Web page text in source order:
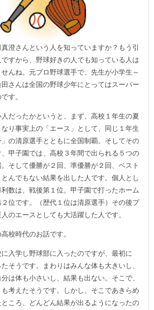
澄さんという人を知っていますか？もう引
すから、野球好きの人でも知っている人は
んね。元プロ野球選手で、先生が小学生～
さんは全国の野球少年にとってはスーパー
す。
だったかというと、まず、高校１年生の夏
り事実上の「エース」として、同じ１年生
の清原選手とともに全国制覇。そしてその
甲子園では、高校３年間で出られる５つの
そして優勝が２回、準優勝が２回、ベスト
んでもない結果を出した人です。個人とし
数は、戦後第１位。甲子園で打ったホーム
位です。（歴代１位は清原選手）その後プ
のエースとしても大活躍した人です。
校時代のお話です。
入学し野球部に入ったのですが、最初に
たそうです。まわりはみんな体も大きいし、
は体も小さいし、結果も出ない。そこで、
考えたそうです。しかし、そこであきらめ
ころ、どんどん結果が出るようになったの